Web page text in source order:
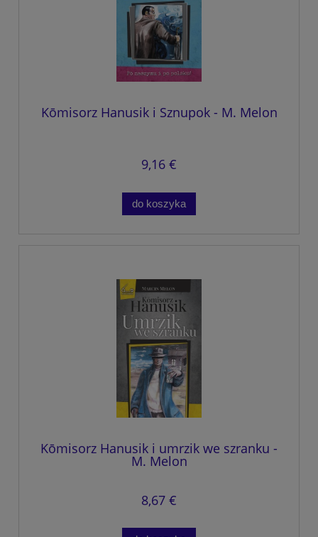
Kōmisorz Hanusik i Sznupok - M. Melon
9,16 €
do koszyka
Kōmisorz Hanusik i umrzik we szranku -
M. Melon
8,67 €